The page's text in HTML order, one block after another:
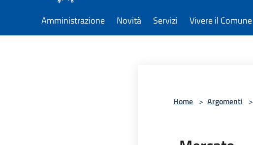
Amministrazione Novità Servizi Vivere il Comune
Home > Argomenti >